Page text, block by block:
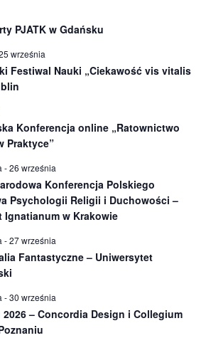
PJATK w Gdańsku
września
Festiwal Nauki „Ciekawość vis vitalis
Konferencja online „Ratownictwo
Praktyce”
-26 września
Konferencja Polskiego
Psychologii Religii i Duchowości –
Ignatianum w Krakowie
-27 września
Fantastyczne – Uniwersytet
-30 września
2026 – Concordia Design i Collegium